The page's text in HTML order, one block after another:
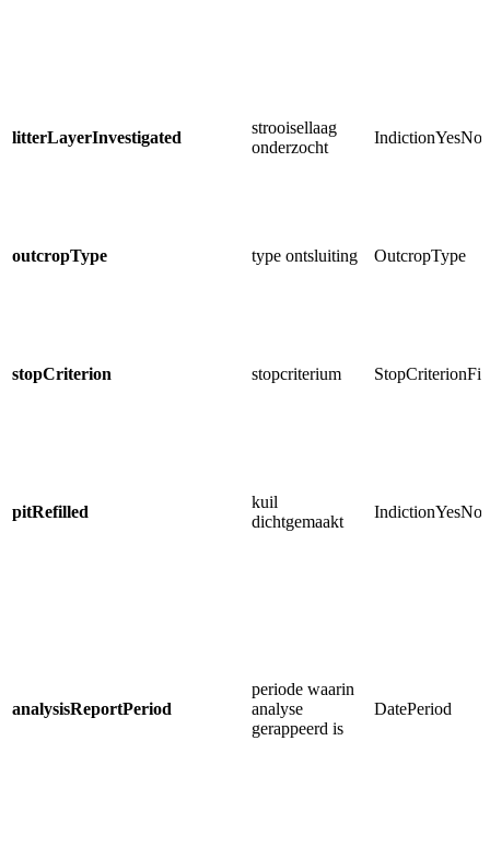
litterLayerInvestigated
strooisellaag
onderzocht
IndictionYesNo
outcropType type ontsluiting OutcropType
stopCriterion stopcriterium
pitRefilled
kuil
dichtgemaakt
analysisReportPeriod
periode waarin
analyse
gerappeerd is
DatePeriod